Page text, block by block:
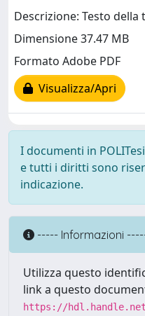
Descrizione: Testo della
Dimensione 37.47 MB
Formato Adobe PDF
Visualizza/Apri
I documenti in
e tutti i diritti sono
indicazione.
----- Informazioni
Utilizza questo
link a questo
https://hdl.handle.net/